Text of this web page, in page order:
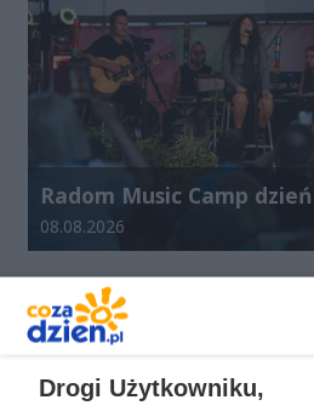
Radom Music Camp
Data dodania galerii:
08.08.2026
Drogi Użytkowniku,